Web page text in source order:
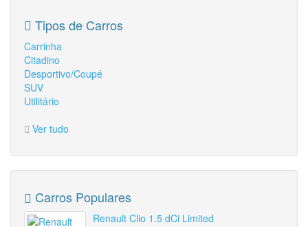
Tipos de Carros
Carrinha
Citadino
Desportivo/Coupé
SUV
Utilitário
Ver tudo
Carros Populares
Renault Clio 1.5 dCi Limited